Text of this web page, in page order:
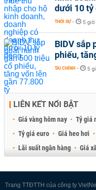
dưới 10 tỷ
THỜI SỰ - 5
BIDV sắp
phiếu,
TÀI CHÍNH - 5
LIÊN KẾT NỔI BẬT
Giá vàng hôm nay Tỷ giá
Tỷ giá euro
Giá heo hơi
Lãi suất ngân hàng
Giá
Trang TTĐTTH của công ty